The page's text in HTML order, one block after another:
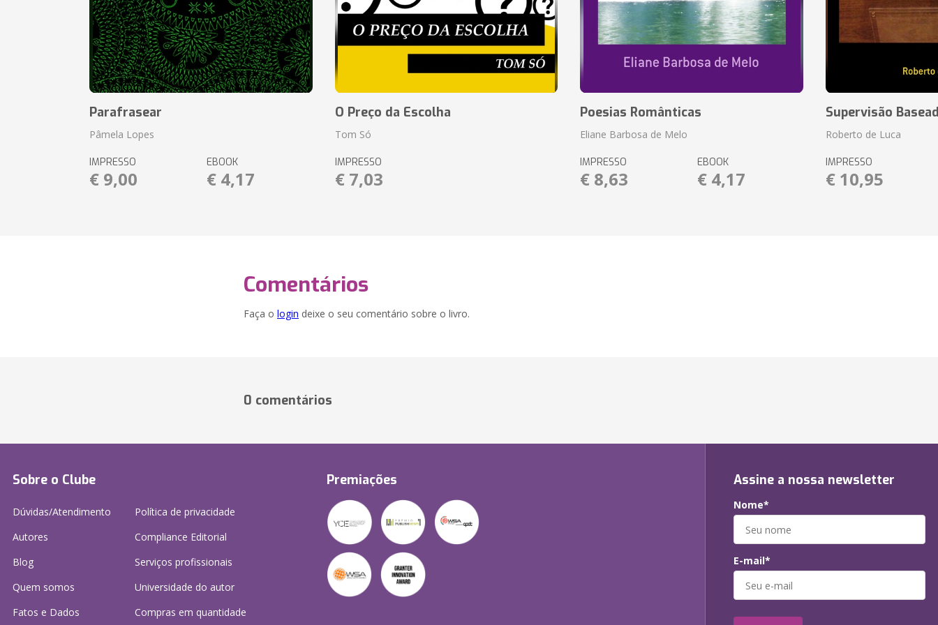
Parafrasear
Pâmela Lopes
IMPRESSO
€ 9,00
EBOOK
€ 4,17
O Preço da Escolha
Tom Só
IMPRESSO
€ 7,03
Poesias Românticas
Eliane Barbosa de Melo
IMPRESSO
€ 8,63
EBOOK
€ 4,17
Supervisão
Roberto de Luca
IMPRESSO
€ 10,95
Comentários
Faça o login deixe o seu comentário sobre o livro.
0 comentários
Sobre o Clube
Dúvidas/Atendimento
Autores
Blog
Quem somos
Fatos e Dados
Política de privacidade
Compliance Editorial
Serviços profissionais
Universidade do autor
Compras em quantidade
Premiações Assine a nossa newsletter
Nome*
E-mail*